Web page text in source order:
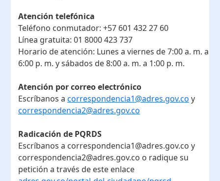
Atención telefónica
Teléfono conmutador: +57 601 432 27 60
Línea gratuita: 01 8000 423 737
Horario de atención: Lunes a viernes de 7:00 a. m. a
6:00 p. m. y sábados de 8:00 a. m. a 1:00 p. m.
Atención por correo electrónico
Escríbanos a correspondencia1@adres.gov.co y
correspondencia2@adres.gov.co
Radicación de PQRDS
Escríbanos a correspondencia1@adres.gov.co y
correspondencia2@adres.gov.co o radique su
petición a través de este enlace